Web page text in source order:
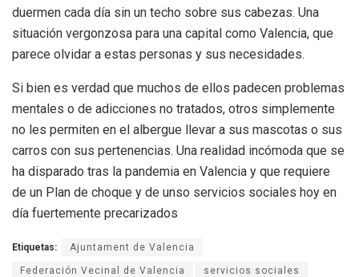
duermen cada día sin un techo sobre sus cabezas. Una
situación vergonzosa para una capital como Valencia, que
parece olvidar a estas personas y sus necesidades.
Si bien es verdad que muchos de ellos padecen problemas
mentales o de adicciones no tratados, otros simplemente
no les permiten en el albergue llevar a sus mascotas o sus
carros con sus pertenencias. Una realidad incómoda que se
ha disparado tras la pandemia en Valencia y que requiere
de un Plan de choque y de unso servicios sociales hoy en
día fuertemente precarizados
Etiquetas: Ajuntament de Valencia
Federación Vecinal de Valencia servicios sociales